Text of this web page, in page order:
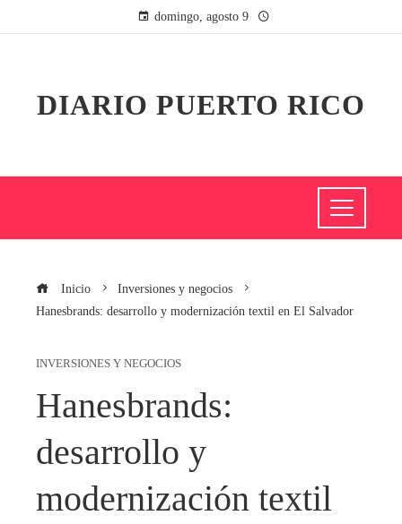
domingo, agosto 9
DIARIO PUERTO RICO
Inicio
Inversiones y negocios
Hanesbrands: desarrollo y modernización textil en El Salvador
INVERSIONES Y NEGOCIOS
Hanesbrands:
desarrollo y
modernización textil